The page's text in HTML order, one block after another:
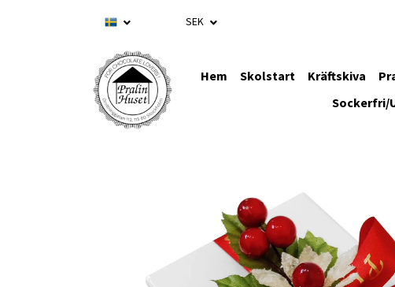
SEK
Hem Skolstart Kräftskiva
Sockerfri/